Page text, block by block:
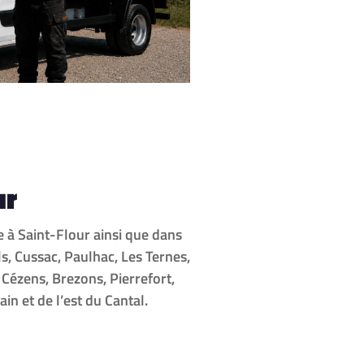
Saint-Flour ainsi que dans
Cussac, Paulhac, Les Ternes,
Brezons, Pierrefort,
et de l’est du Cantal.